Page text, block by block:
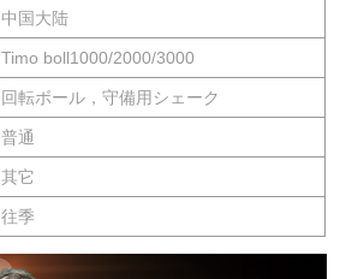
中国大陆
Timo boll1000/2000/3000
回転ボール，守備用シェーク
普通
其它
往季